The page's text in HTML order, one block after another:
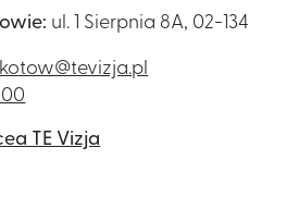
ul. 1 Sierpnia 8A, 02-134
TE Vizja